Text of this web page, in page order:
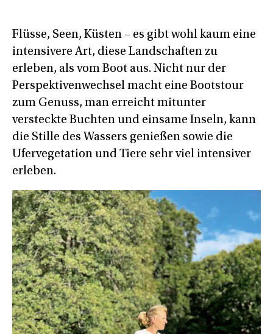
Flüsse, Seen, Küsten – es gibt wohl kaum eine
intensivere Art, diese Landschaften zu
erleben, als vom Boot aus. Nicht nur der
Perspektivenwechsel macht eine Bootstour
zum Genuss, man erreicht mitunter
versteckte Buchten und einsame Inseln, kann
die Stille des Wassers genießen sowie die
Ufervegetation und Tiere sehr viel intensiver
erleben.